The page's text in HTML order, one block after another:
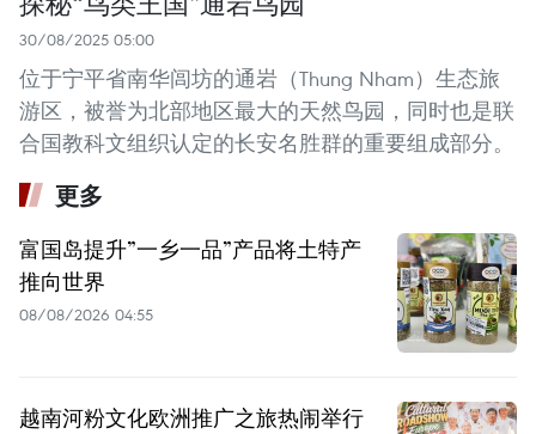
30/08/2025 05:00
位于宁平省南华闾坊的通岩（Thung Nham）生态旅
游区，被誉为北部地区最大的天然鸟园，同时也是联
合国教科文组织认定的长安名胜群的重要组成部分。
更多
富国岛提升”一乡一品”产品将土特产
推向世界
08/08/2026 04:55
越南河粉文化欧洲推广之旅热闹举行